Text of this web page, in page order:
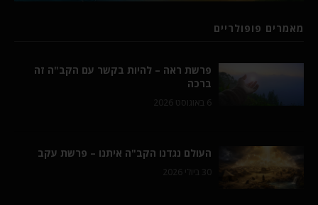
מאמרים פופולריים
פרשת ראה – להיות בקשר עם הקב"ה זה
ברכה
העולם נגדנו הקב"ה איתנו – פרשת עקב